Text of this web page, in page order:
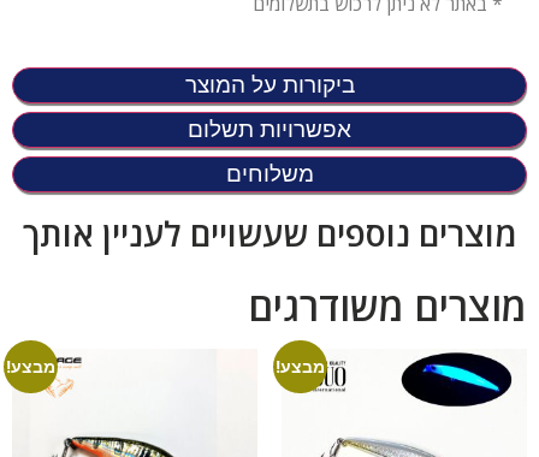
ביקורות על המוצר
אפשרויות תשלום
משלוחים
מוצרים נוספים שעשויים לעניין אותך
מוצרים משודרגים
מבצע! מבצע!